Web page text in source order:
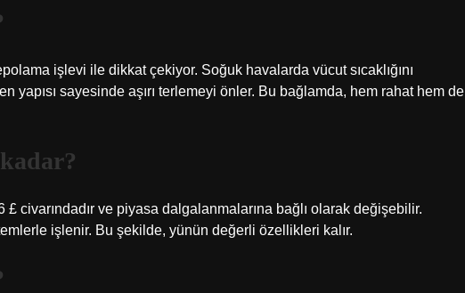
işlevi ile dikkat çekiyor. Soğuk havalarda vücut sıcaklığını
yapısı sayesinde aşırı terlemeyi önler. Bu bağlamda, hem rahat hem de
£ civarındadır ve piyasa dalgalanmalarına bağlı olarak değişebilir.
işlenir. Bu şekilde, yünün değerli özellikleri kalır.